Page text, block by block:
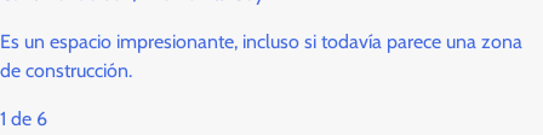
Es un espacio impresionante, incluso si todavía parece una zona
de construcción.
1 de 6